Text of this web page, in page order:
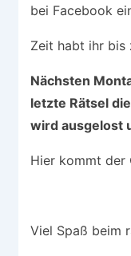
bei Facebook
Zeit habt ihr bis
Nächsten
letzte Rätsel
wird ausgelost
Hier kommt der
Viel Spaß beim